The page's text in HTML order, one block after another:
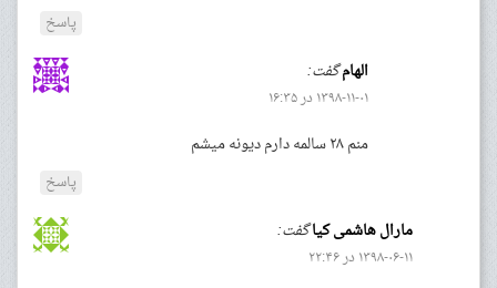
پاسخ
الهامگفت:
۱۳۹۸-۱۱-۰۱ در ۱۶:۳۵
منم ۲۸ سالمه دارم دیونه میشم
پاسخ
مارال هاشمی کیاگفت:
۱۳۹۸-۰۶-۱۱ در ۲۲:۴۶